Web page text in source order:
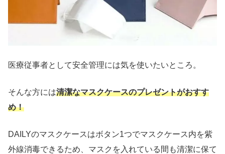
医療従事者として安全管理には気を使いたいところ。
そんな方には清潔なマスクケースのプレゼントがおすす
め！
DAILYのマスクケースはボタン1つでマスクケース内を紫
外線消毒できるため、マスクを入れている間も清潔に保て